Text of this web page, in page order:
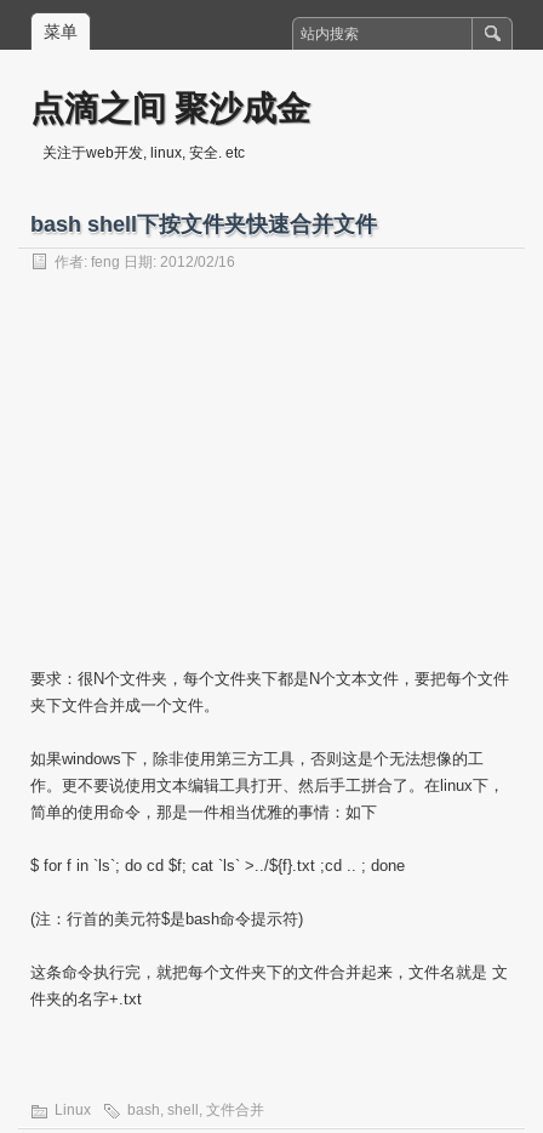
菜单
点滴之间 聚沙成金
关注于web开发, linux, 安全. etc
bash shell下按文件夹快速合并文件
作者: feng 日期: 2012/02/16
要求：很N个文件夹，每个文件夹下都是N个文本文件，要把每个文件
夹下文件合并成一个文件。
如果windows下，除非使用第三方工具，否则这是个无法想像的工
作。更不要说使用文本编辑工具打开、然后手工拼合了。在linux下，
简单的使用命令，那是一件相当优雅的事情：如下
$ for f in `ls`; do cd $f; cat `ls` >../${f}.txt ;cd .. ; done
(注：行首的美元符$是bash命令提示符)
这条命令执行完，就把每个文件夹下的文件合并起来，文件名就是 文
件夹的名字+.txt
Linux bash, shell , 文件合并